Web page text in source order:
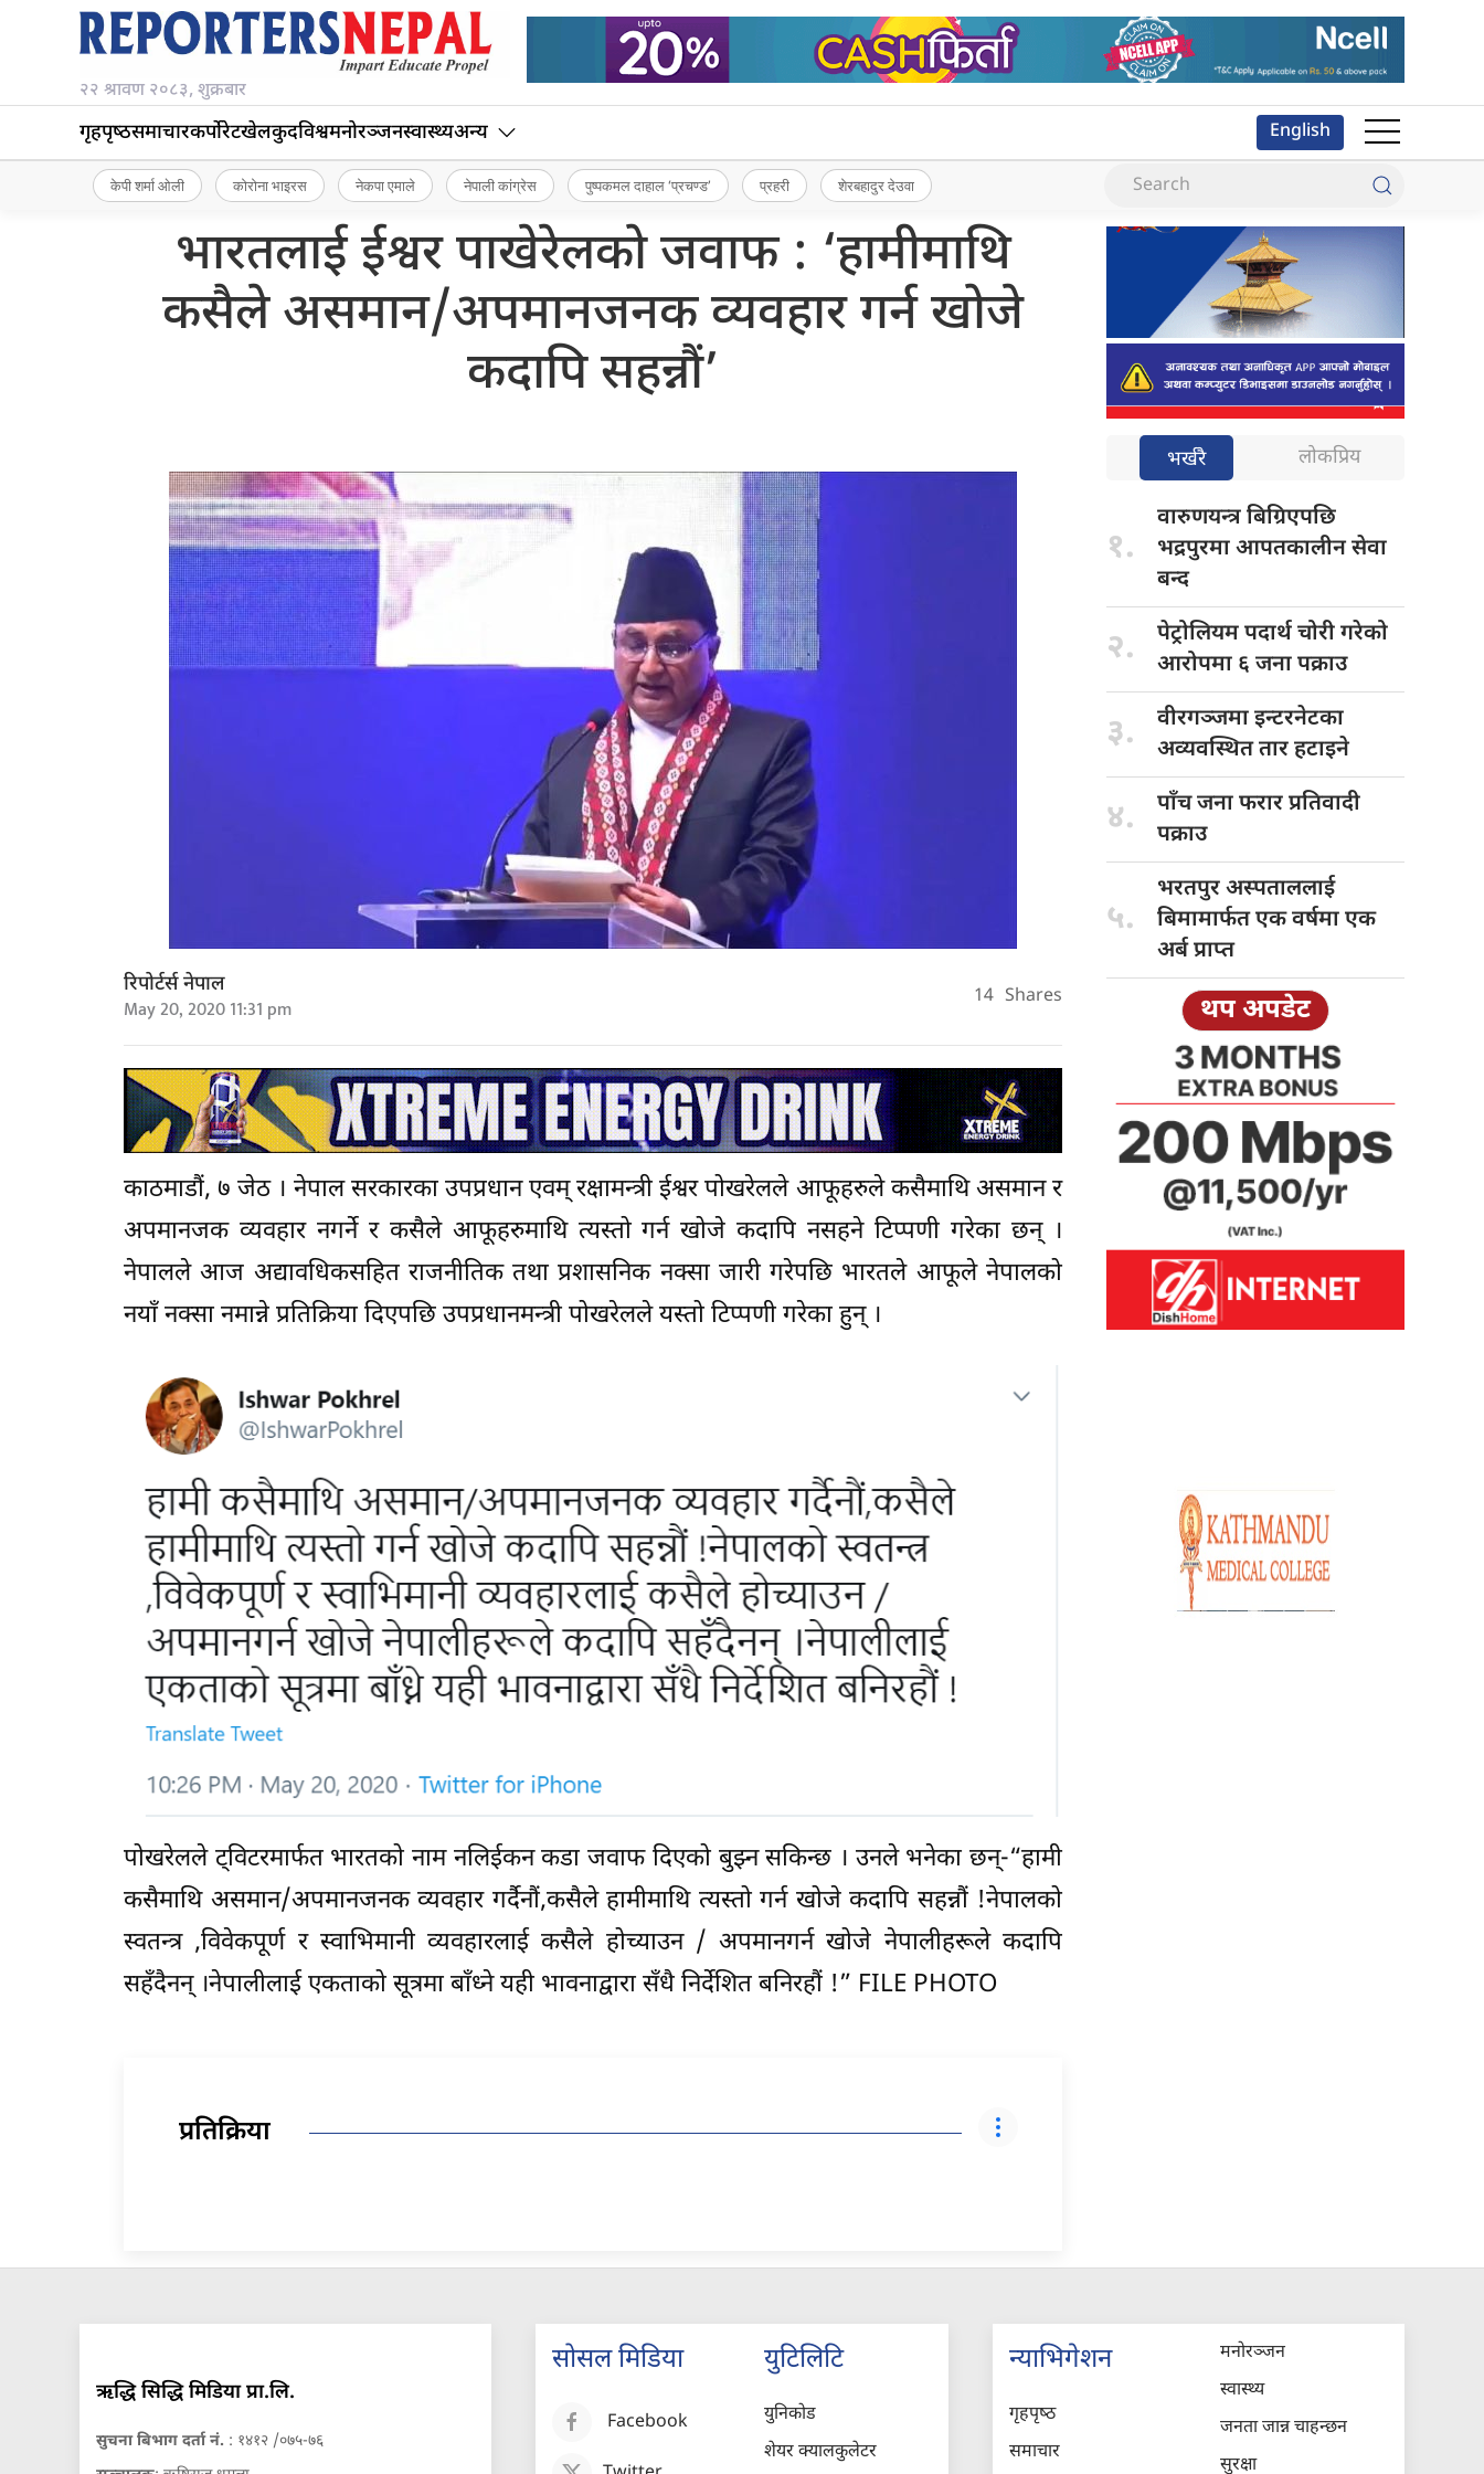
२२ श्रावण २०८३, शुक्रबार
गृहपृष्‍ठसमाचारकर्पोरेटखेलकुदविश्वमनोरञ्जनस्वास्थ्यअन्य English
केपी शर्मा ओली कोरोना भाइरस नेकपा एमाले नेपाली कांग्रेस पुष्पकमल दाहाल ‘प्रचण्ड’ प्रहरी शेरबहादुर देउवा
भारतलाई ईश्वर पाखेरेलको जवाफ : ‘हामीमाथि
कसैले असमान/अपमानजनक व्यवहार गर्न खोजे
कदापि सहन्नौं’
रिपोर्टर्स नेपाल
May 20, 2020 11:31 pm 14 Shares
काठमाडौं, ७ जेठ । नेपाल सरकारका उपप्रधान एवम् रक्षामन्त्री ईश्वर पोखरेलले आफूहरुले कसैमाथि असमान र
अपमानजक व्यवहार नगर्ने र कसैले आफूहरुमाथि त्यस्तो गर्न खोजे कदापि नसहने टिप्पणी गरेका छन् ।
नेपालले आज अद्यावधिकसहित राजनीतिक तथा प्रशासनिक नक्सा जारी गरेपछि भारतले आफूले नेपालको
नयाँ नक्सा नमान्ने प्रतिक्रिया दिएपछि उपप्रधानमन्त्री पोखरेलले यस्तो टिप्पणी गरेका हुन् ।
पोखरेलले ट्विटरमार्फत भारतको नाम नलिईकन कडा जवाफ दिएको बुझ्न सकिन्छ । उनले भनेका छन्-“हामी
कसैमाथि असमान/अपमानजनक व्यवहार गर्दैनौं,कसैले हामीमाथि त्यस्तो गर्न खोजे कदापि सहन्नौं !नेपालको
स्वतन्त्र ,विवेकपूर्ण र स्वाभिमानी व्यवहारलाई कसैले होच्याउन / अपमानगर्न खोजे नेपालीहरूले कदापि
सहँदैनन् ।नेपालीलाई एकताको सूत्रमा बाँध्ने यही भावनाद्वारा सँधै निर्देशित बनिरहौं !” FILE PHOTO
प्रतिक्रिया
भर्खरै लोकप्रिय
१.
वारुणयन्त्र बिग्रिएपछि
भद्रपुरमा आपतकालीन सेवा
बन्द
२. पेट्रोलियम पदार्थचोरी गरेको
आरोपमा ६ जना पक्राउ
३.
वीरगञ्जमा इन्टरनेटका
अव्यवस्थित तार हटाइने
४. पाँच जनाफरार प्रतिवादी
पक्राउ
५.
भरतपुर अस्पताललाई
बिमामार्फत एक वर्षमा एक
अर्ब प्राप्त
थप अपडेट
ऋद्धि सिद्धि मिडिया प्रा.लि.
सुचना बिभाग दर्ता नं. : १४१२ /०७५-७६
सोसल मिडिया
Facebook
युटिलिटि
युनिकोड
शेयर क्यालकुलेटर
न्याभिगेशन
गृहपृष्‍ठ
समाचार
मनोरञ्जन
स्वास्थ्य
जनता जान्न चाहन्छन
सुरक्षा